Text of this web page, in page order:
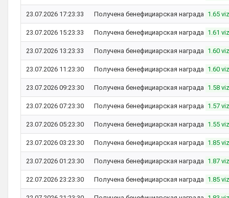
23.07.2026 17:23:33 Получена бенефициарская награда 1.65 viz
23.07.2026 15:23:33 Получена бенефициарская награда 1.61 viz
23.07.2026 13:23:33 Получена бенефициарская награда 1.60 viz
23.07.2026 11:23:30 Получена бенефициарская награда 1.60 viz
23.07.2026 09:23:30 Получена бенефициарская награда 1.58 viz
23.07.2026 07:23:30 Получена бенефициарская награда 1.57 viz
23.07.2026 05:23:30 Получена бенефициарская награда 1.55 viz
23.07.2026 03:23:30 Получена бенефициарская награда 1.85 viz
23.07.2026 01:23:30 Получена бенефициарская награда 1.87 viz
22.07.2026 23:23:30 Получена бенефициарская награда 1.85 viz